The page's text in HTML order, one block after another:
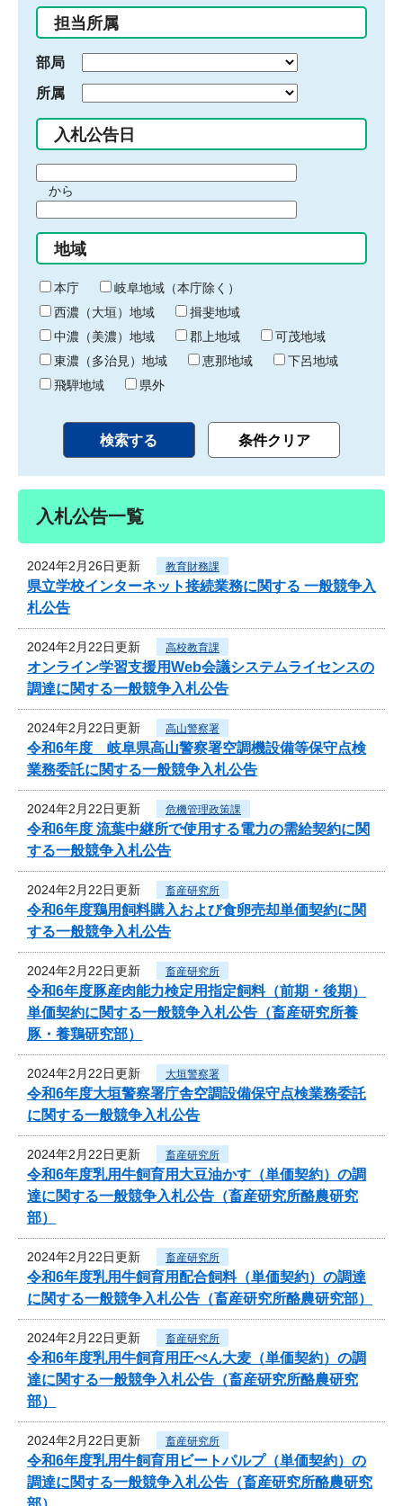
入
力
担当所属
部局
所属
入札公告日
間
始
り
から
間
終
わ
り
地域
本庁
岐阜地域（本庁除く）
西濃（大垣）地域
揖斐地域
中濃（美濃）地域
郡上地域
可茂地域
東濃（多治見）地域
恵那地域
下呂地域
飛騨地域
県外
入札公告一覧
2024年2月26日更新 教育財務課
県立学校インターネット接続業務に関する 一般競争入
札公告
2024年2月22日更新 高校教育課
オンライン学習支援用Web会議システムライセンスの
調達に関する一般競争入札公告
2024年2月22日更新 高山警察署
令和6年度 岐阜県高山警察署空調機設備等保守点検
業務委託に関する一般競争入札公告
2024年2月22日更新 危機管理政策課
令和6年度 流葉中継所で使用する電力の需給契約に関
する一般競争入札公告
2024年2月22日更新 畜産研究所
令和6年度鶏用飼料購入および食卵売却単価契約に関
する一般競争入札公告
2024年2月22日更新 畜産研究所
令和6年度豚産肉能力検定用指定飼料（前期・後期）
単価契約に関する一般競争入札公告（畜産研究所養
豚・養鶏研究部）
2024年2月22日更新 大垣警察署
令和6年度大垣警察署庁舎空調設備保守点検業務委託
に関する一般競争入札公告
2024年2月22日更新 畜産研究所
令和6年度乳用牛飼育用大豆油かす（単価契約）の調
達に関する一般競争入札公告（畜産研究所酪農研究
部）
2024年2月22日更新 畜産研究所
令和6年度乳用牛飼育用配合飼料（単価契約）の調達
に関する一般競争入札公告（畜産研究所酪農研究部）
2024年2月22日更新 畜産研究所
令和6年度乳用牛飼育用圧ぺん大麦（単価契約）の調
達に関する一般競争入札公告（畜産研究所酪農研究
部）
2024年2月22日更新 畜産研究所
令和6年度乳用牛飼育用ビートパルプ（単価契約）の
調達に関する一般競争入札公告（畜産研究所酪農研究